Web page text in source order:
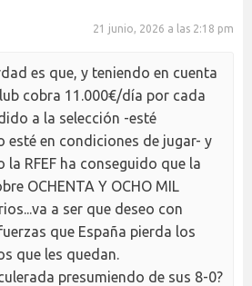
21 junio, 2026 a las 2:18 pm
es que, y teniendo en cuenta
cobra 11.000€/día por cada
a la selección -esté
esté en condiciones de jugar- y
la RFEF ha conseguido que la
OCHENTA Y OCHO MIL
a ser que deseo con
que España pierda los
que les quedan.
presumiendo de sus 8-0?